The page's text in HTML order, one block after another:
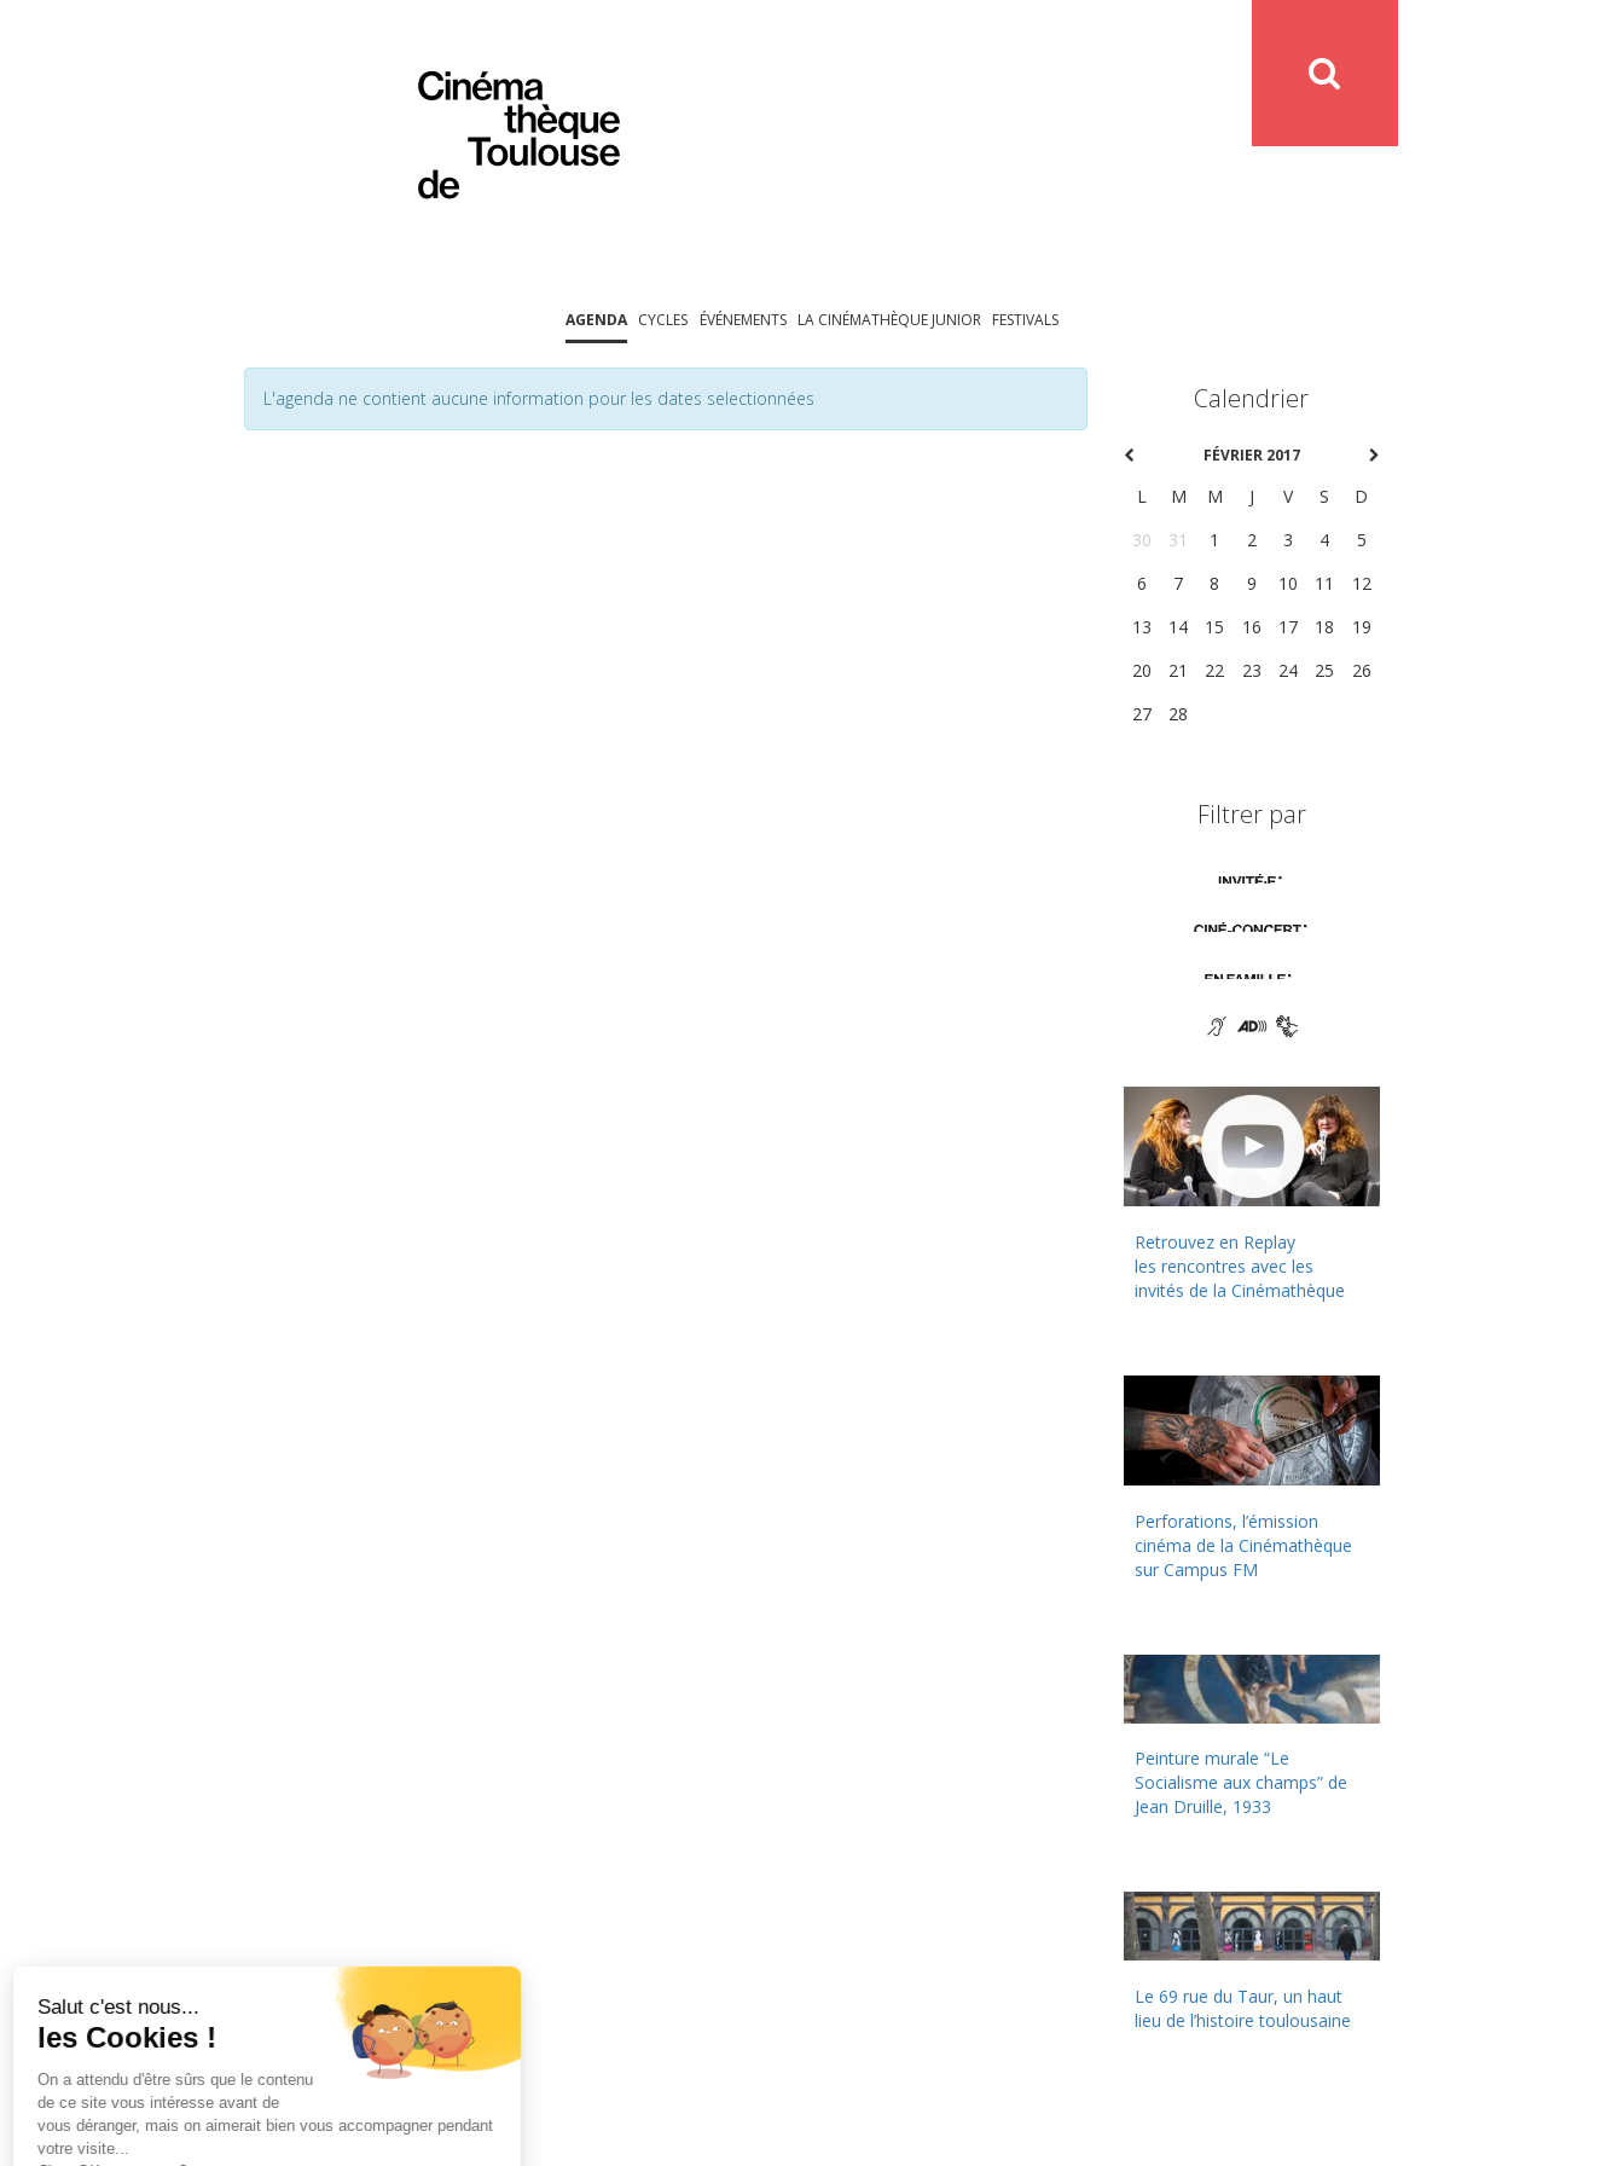
AGENDA CYCLES ÉVÉNEMENTS LA CINÉMATHÈQUE JUNIOR FESTIVALS
L'agenda ne contient aucune information pour les dates selectionnées Calendrier
FÉVRIER 2017
L M M J V S
D
30
31 1 2 3 4
5
6
7 8 9 10 11
12
13
14 15 16 17 18
19
20
21 22 23 24 25
26
27
28
Filtrer par
Retrouvez en Replay
les rencontres avec les
invités de la Cinémathèque
Perforations, l’émission
cinéma de la Cinémathèque
sur Campus FM
Peinture murale “Le
Socialisme aux champs” de
Jean Druille, 1933
Le 69 rue du Taur, un haut
lieu de l’histoire toulousaine